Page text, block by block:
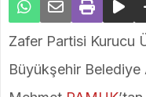
Zafer Partisi Kurucu
Büyükşehir Belediye